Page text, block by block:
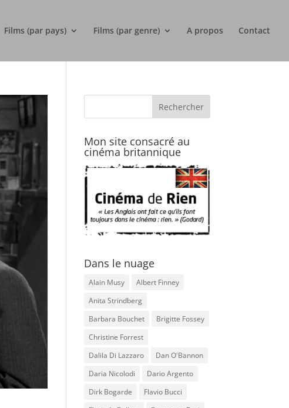
Films (par pays) Films (par genre) A propos Contact
Mon site consacré au
cinéma britannique
Dans le nuage
Alain Musy
Albert Finney
Anita Strindberg
Barbara Bouchet
Brigitte Fossey
Christine Forrest
Dalila Di Lazzaro
Dan O'Bannon
Daria Nicolodi
Dario Argento
Dirk Bogarde
Flavio Bucci